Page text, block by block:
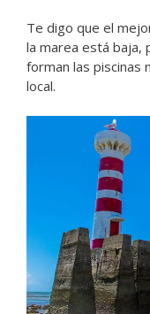
Te digo que el
la marea está baja,
forman las piscinas
local.